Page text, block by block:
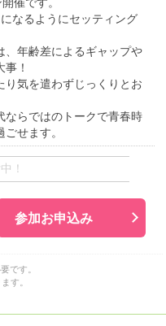
催です。
なるようにセッティング
、年齢差によるギャップや
！
り気を遣わずじっくりとお
ならではのトークで青春時
せます。
！
参加お申込み
です。
す。